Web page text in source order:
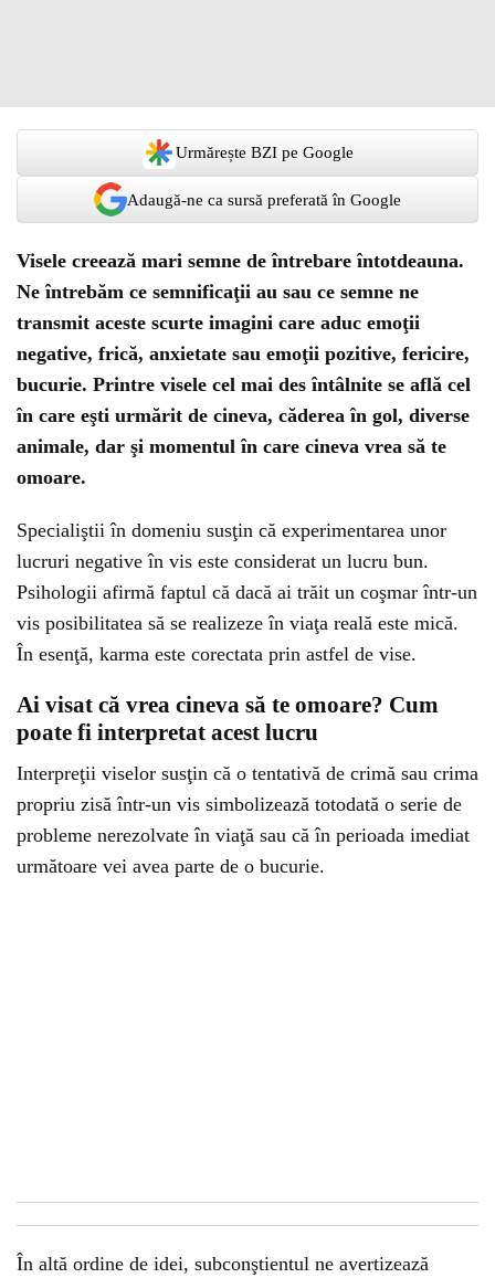
Urmărește BZI pe Google
Adaugă-ne ca sursă preferată în Google
Visele creează mari semne de întrebare întotdeauna.
Ne întrebăm ce semnificaţii au sau ce semne ne
transmit aceste scurte imagini care aduc emoţii
negative, frică, anxietate sau emoţii pozitive, fericire,
bucurie. Printre visele cel mai des întâlnite se află cel
în care eşti urmărit de cineva, căderea în gol, diverse
animale, dar şi momentul în care cineva vrea să te
omoare.
Specialiştii în domeniu susţin că experimentarea unor
lucruri negative în vis este considerat un lucru bun.
Psihologii afirmă faptul că dacă ai trăit un coşmar într-un
vis posibilitatea să se realizeze în viaţa reală este mică.
În esenţă, karma este corectata prin astfel de vise.
Ai visat că vrea cineva să te omoare? Cum
poate fi interpretat acest lucru
Interpreţii viselor susţin că o tentativă de crimă sau crima
propriu zisă într-un vis simbolizează totodată o serie de
probleme nerezolvate în viaţă sau că în perioada imediat
următoare vei avea parte de o bucurie.
În altă ordine de idei, subconştientul ne avertizează